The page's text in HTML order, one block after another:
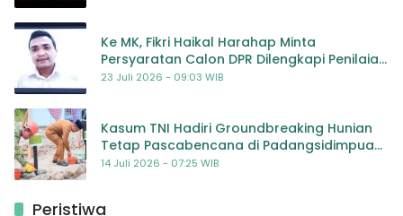
Ke MK, Fikri Haikal Harahap Minta
Persyaratan Calon DPR Dilengkapi Penilaian
Kompetensi
23 Juli 2026 - 09:03 WIB
Kasum TNI Hadiri Groundbreaking Hunian
Tetap Pascabencana di Padangsidimpuan,
Harapan Baru bagi Penyintas
14 Juli 2026 - 07:25 WIB
Peristiwa